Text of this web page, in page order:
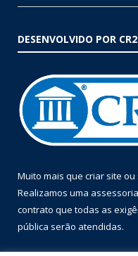
DESENVOLVIDO POR CR2
Muito mais que criar site ou
Realizamos uma assessoria
contrato que todas as
pública serão atendidas.